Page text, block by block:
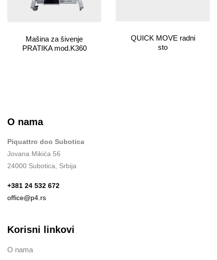
Mašina za šivenje
PRATIKA mod.K360
QUICK MOVE radni
sto
O nama
Piquattro doo Subotica
Jovana Mikića 56
24000 Subotica, Srbija
+381 24 532 672
office@p4.rs
Korisni linkovi
O nama